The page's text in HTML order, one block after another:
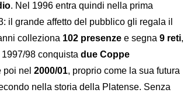
. Nel 1996 entra quindi nella prima
il grande affetto del pubblico gli regala il
colleziona 102 presenze e segna 9 reti,
98 conquista due Coppe
poi nel 2000/01, proprio come la sua futura
nella storia della Platense. Senza